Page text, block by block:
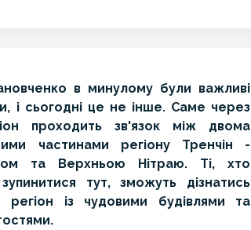
в минулому були важливі
і сьогодні це не інше. Саме через
проходить зв'язок між двома
частинами регіону Тренчін -
та Верхньою Нітраю. Ті, хто
тут, зможуть дізнатись
регіон із чудовими будівлями та